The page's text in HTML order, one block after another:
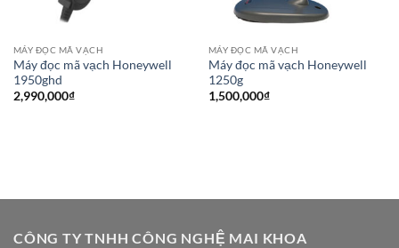
MÁY ĐỌC MÃ VẠCH
Máy đọc mã vạch Honeywell
1950ghd
2,990,000₫
MÁY ĐỌC MÃ VẠCH
Máy đọc mã vạch Honeywell
1250g
1,500,000₫
CÔNG TY TNHH CÔNG NGHỆ MAI KHOA